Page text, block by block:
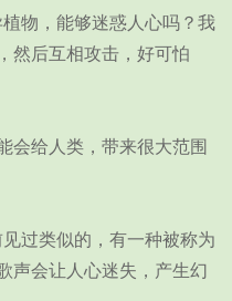
物，能够迷惑人心吗？我
然后互相攻击，好可怕
会给人类，带来很大范围
过类似的，有一种被称为
声会让人心迷失，产生幻